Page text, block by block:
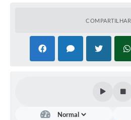
COMPARTILHAR